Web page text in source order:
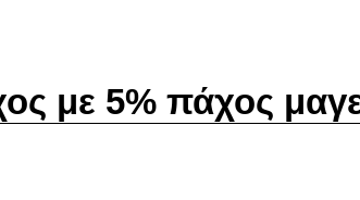
με 5% πάχος